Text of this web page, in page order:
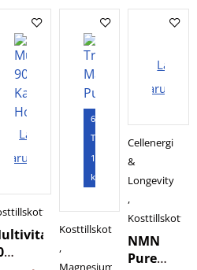
Lägg i
varukorgen
60
Tabletter
120
kapslar
Kosttillskott
,
Magnesium
Lägg i
Cellenergi
&
Longevity
,
Kosttillskott
NMN
Pure